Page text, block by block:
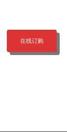
在线订购